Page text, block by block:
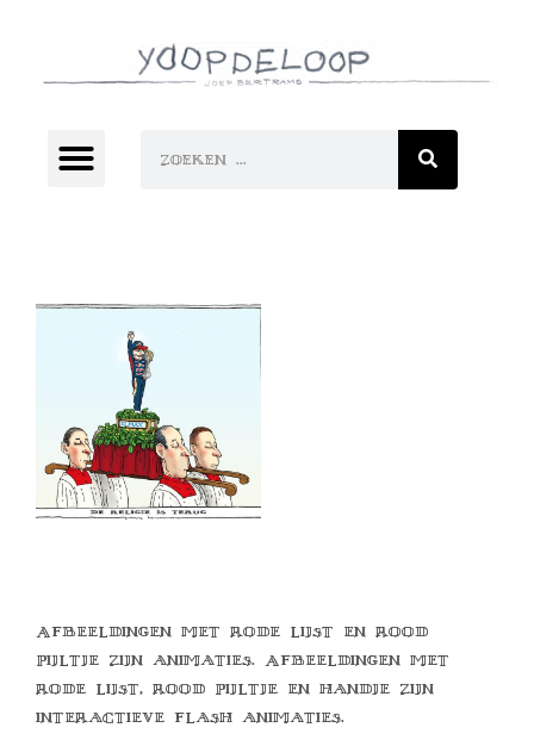
Afbeeldingen met rode lijst en rood
pijltje zijn animaties. Afbeeldingen met
rode lijst, rood pijltje en handje zijn
interactieve flash animaties.